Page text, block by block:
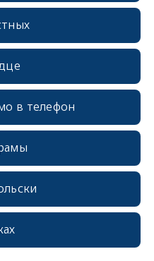
в телефон
erid: 2SDnjcrDNw6